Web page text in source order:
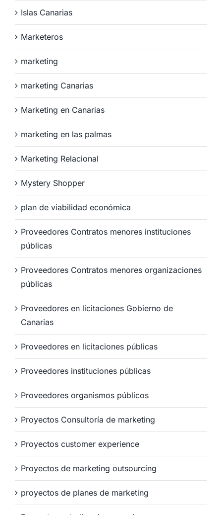
Islas Canarias
Marketeros
marketing
marketing Canarias
Marketing en Canarias
marketing en las palmas
Marketing Relacional
Mystery Shopper
plan de viabilidad económica
Proveedores Contratos menores instituciones
públicas
Proveedores Contratos menores organizaciones
públicas
Proveedores en licitaciones Gobierno de
Canarias
Proveedores en licitaciones públicas
Proveedores instituciones públicas
Proveedores organismos públicos
Proyectos Consultoría de marketing
Proyectos customer experience
Proyectos de marketing outsourcing
proyectos de planes de marketing